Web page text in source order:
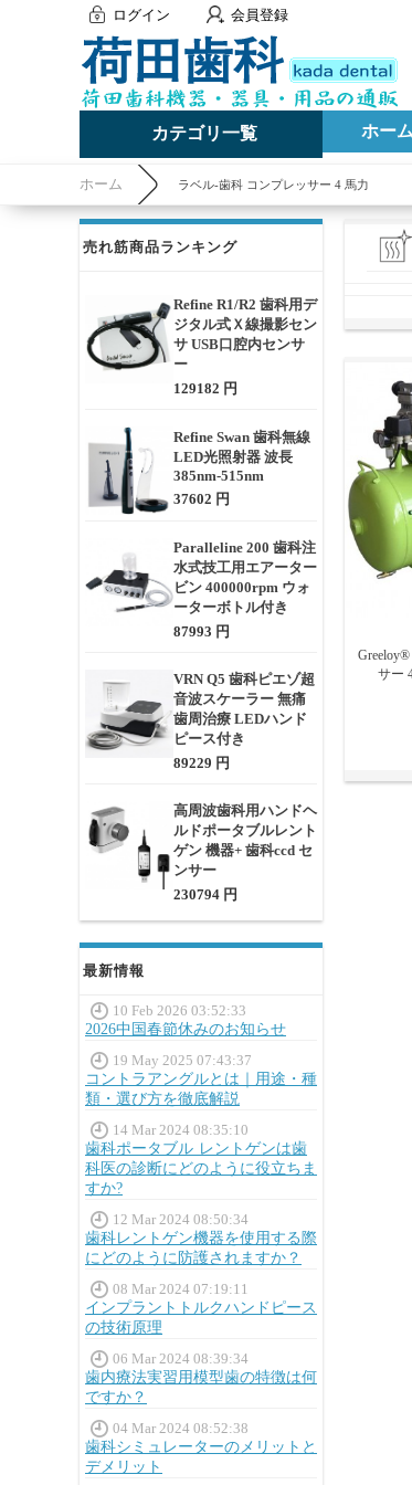
ログイン 会員登録
カテゴリ一覧 ホー
ホーム ラベル-歯科 コンプレッサー 4 馬力
売れ筋商品ランキング
Refine R1/R2 歯科用デ
ジタル式Ｘ線撮影セン
サ USB口腔内センサ
ー
129182 円
Refine Swan 歯科無線
LED光照射器 波長
385nm-515nm
37602 円
Paralleline 200 歯科注
水式技工用エアーター
ビン 400000rpm ウォ
ーターボトル付き
87993 円
VRN Q5 歯科ピエゾ超
音波スケーラー 無痛
歯周治療 LEDハンド
ピース付き
89229 円
高周波歯科用ハンドヘ
ルドポータブルレント
ゲン 機器+ 歯科ccd セ
ンサー
230794 円
最新情報
10 Feb 2026 03:52:33
2026中国春節休みのお知らせ
19 May 2025 07:43:37
コントラアングルとは｜用途・種
類・選び方を徹底解説
14 Mar 2024 08:35:10
歯科ポータブル レントゲンは歯
科医の診断にどのように役立ちま
すか?
12 Mar 2024 08:50:34
歯科レントゲン機器を使用する際
にどのように防護されますか？
08 Mar 2024 07:19:11
インプラントトルクハンドピース
の技術原理
06 Mar 2024 08:39:34
歯内療法実習用模型歯の特徴は何
ですか？
04 Mar 2024 08:52:38
歯科シミュレーターのメリットと
デメリット
サー